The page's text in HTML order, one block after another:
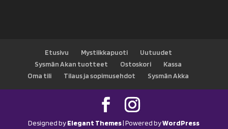
Etusivu Mystiikkapuoti
Uutuudet
Sysmän Akan tuotteet
Ostoskori
Kassa
Oma tili
Tilaus ja sopimusehdot Sysmän Akka
Designed byElegant Themes| Powered byWordPress